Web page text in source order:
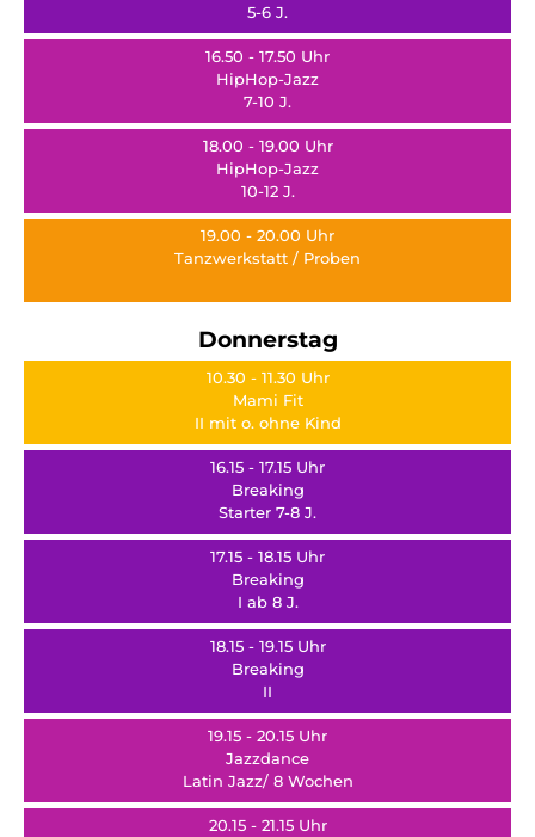
5-6 J.
16.50 - 17.50 Uhr
HipHop-Jazz
7-10 J.
18.00 - 19.00 Uhr
HipHop-Jazz
10-12 J.
19.00 - 20.00 Uhr
Tanzwerkstatt / Proben
Donnerstag
10.30 - 11.30 Uhr
Mami Fit
II mit o. ohne Kind
16.15 - 17.15 Uhr
Breaking
Starter 7-8 J.
17.15 - 18.15 Uhr
Breaking
I ab 8 J.
18.15 - 19.15 Uhr
Breaking
II
19.15 - 20.15 Uhr
Jazzdance
Latin Jazz/ 8 Wochen
20.15 - 21.15 Uhr